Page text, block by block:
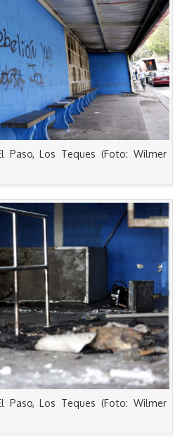
Paso, Los Teques (Foto: Wilmer
Paso, Los Teques (Foto: Wilmer